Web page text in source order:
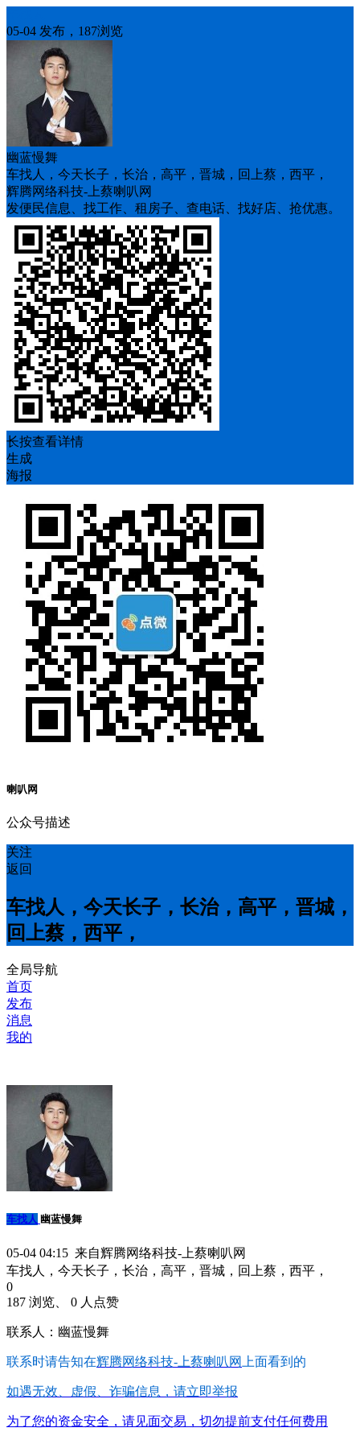
05-04 发布，187浏览
幽蓝慢舞
车找人，今天长子，长治，高平，晋城，回上蔡，西平，
辉腾网络科技-上蔡喇叭网
发便民信息、找工作、租房子、查电话、找好店、抢优惠。
长按查看详情
生成
海报
喇叭网
公众号描述
关注
返回
车找人，今天长子，长治，高平，晋城，
回上蔡，西平，
全局导航
首页
发布
消息
我的
车找人 幽蓝慢舞
05-04 04:15 来自辉腾网络科技-上蔡喇叭网
车找人，今天长子，长治，高平，晋城，回上蔡，西平，
0
187 浏览、 0 人点赞
联系人：幽蓝慢舞
联系时请告知在辉腾网络科技-上蔡喇叭网 上面看到的
如遇无效、虚假、诈骗信息，请立即举报
为了您的资金安全，请见面交易，切勿提前支付任何费用